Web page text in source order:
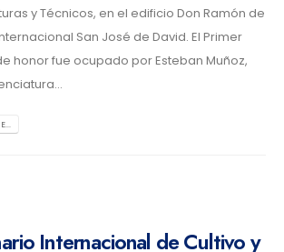
y Técnicos, en el edificio Don Ramón de
San José de David. El Primer
honor fue ocupado por Esteban Muñoz,
Internacional de Cultivo y